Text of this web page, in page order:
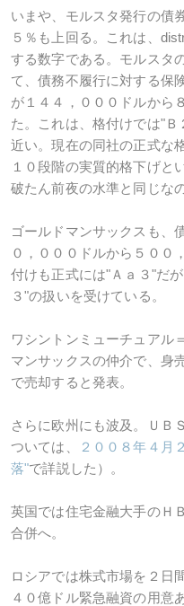
いまや、モルスタ発行の債
５％も上回る。これは、
する数字である。モルスタ
て、債務不履行に対する保
が１４４，０００ドルから
た。これは、格付けでは"
近い。現在の同社の正式な
１０段階の実質的格下げと
破たん前夜の水準と同じなの
ゴールドマンサックスも、
０，０００ドルから５００
付けも正式には"Ａａ３"だ
３"の扱いを受けている。
ワシントンミューチュアル
マンサックスの仲介で、身
で売却すると発表。
さらに欧州にも波及。ＵＢ
ついては、
２００８年４月
落"で詳説した）。
英国では住宅金融大手のＨ
合併へ。
ロシアでは株式市場を２日
４０億ドル緊急融資の用意